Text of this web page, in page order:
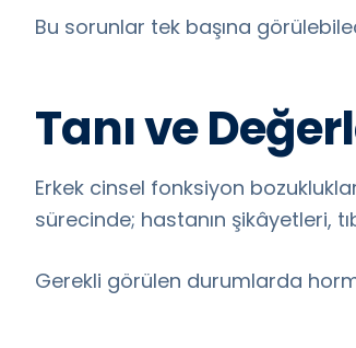
Bu sorunlar tek başına
Tanı ve
Erkek cinsel fonksiyon
sürecinde; hastanın şikâyetleri,
Gerekli görülen durumlarda